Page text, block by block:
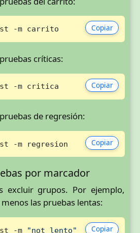
Copiar
-m carrito
críticas:
Copiar
-m critica
de regresión:
Copiar
-m regresion
por marcador
excluir grupos. Por ejemplo,
las pruebas lentas:
Copiar
-m "not lento"